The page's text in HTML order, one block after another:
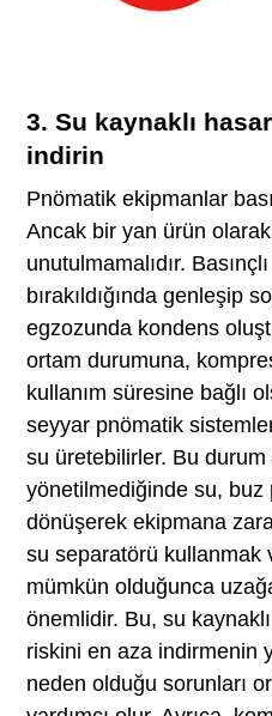
3. Su kaynaklı
indirin
Pnömatik ekipmanlar
Ancak bir yan ürün
unutulmamalıdır.
bırakıldığında genleşip
egzozunda kondens
ortam durumuna,
kullanım süresine bağlı
seyyar pnömatik
su üretebilirler. Bu
yönetilmediğinde su, buz
dönüşerek ekipmana
su separatörü kullanmak
mümkün olduğunca
önemlidir. Bu, su
riskini en aza indirmenin
neden olduğu sorunları